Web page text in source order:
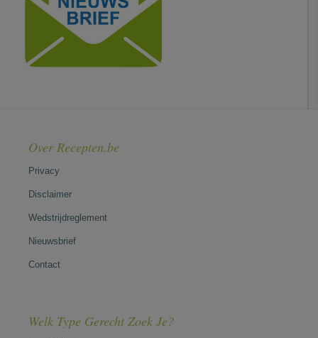
Over Recepten.be
Privacy
Disclaimer
Wedstrijdreglement
Nieuwsbrief
Contact
Welk Type Gerecht Zoek Je?